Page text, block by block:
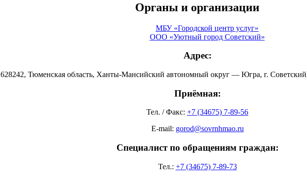
Органы и организации
МБУ «Городской центр услуг»
ООО «Уютный город Советский»
Адрес:
628242, Тюменская область, Ханты-Мансийский автономный округ — Югра, г.
Приёмная:
Тел. / Факс: +7 (34675) 7-89-56
E-mail: gorod@sovrnhmao.ru
Специалист по обращениям граждан:
Тел.: +7 (34675) 7-89-73